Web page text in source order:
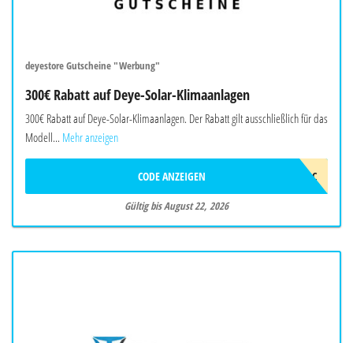
deyestore Gutscheine "Werbung"
300€ Rabatt auf Deye-Solar-Klimaanlagen
300€ Rabatt auf Deye-Solar-Klimaanlagen. Der Rabatt gilt ausschließlich für das
Modell... Mehr anzeigen
2026DEYEAWINAC
CODE ANZEIGEN
Gültig bis August 22, 2026